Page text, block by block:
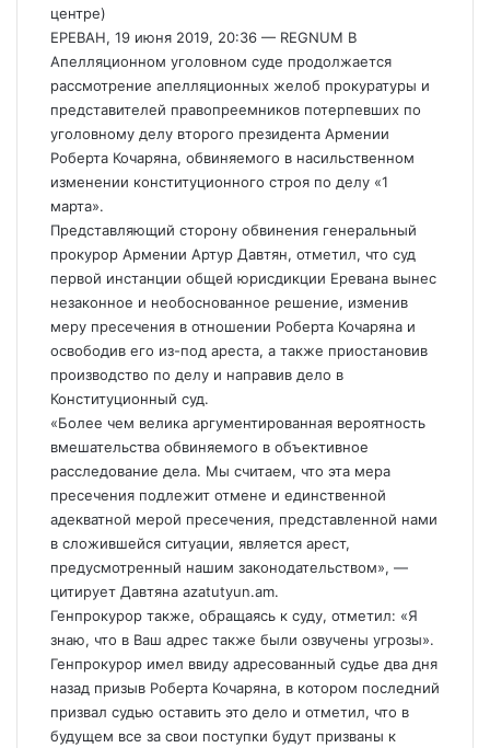
центре)
ЕРЕВАН, 19 июня 2019, 20:36 — REGNUM В
Апелляционном уголовном суде продолжается
рассмотрение апелляционных желоб прокуратуры и
представителей правопреемников потерпевших по
уголовному делу второго президента Армении
Роберта Кочаряна, обвиняемого в насильственном
изменении конституционного строя по делу «1
марта».
Представляющий сторону обвинения генеральный
прокурор Армении Артур Давтян, отметил, что суд
первой инстанции общей юрисдикции Еревана вынес
незаконное и необоснованное решение, изменив
меру пресечения в отношении Роберта Кочаряна и
освободив его из-под ареста, а также приостановив
производство по делу и направив дело в
Конституционный суд.
«Более чем велика аргументированная вероятность
вмешательства обвиняемого в объективное
расследование дела. Мы считаем, что эта мера
пресечения подлежит отмене и единственной
адекватной мерой пресечения, представленной нами
в сложившейся ситуации, является арест,
предусмотренный нашим законодательством», —
цитирует Давтяна azatutyun.am.
Генпрокурор также, обращаясь к суду, отметил: «Я
знаю, что в Ваш адрес также были озвучены угрозы».
Генпрокурор имел ввиду адресованный судье два дня
назад призыв Роберта Кочаряна, в котором последний
призвал судью оставить это дело и отметил, что в
будущем все за свои поступки будут призваны к